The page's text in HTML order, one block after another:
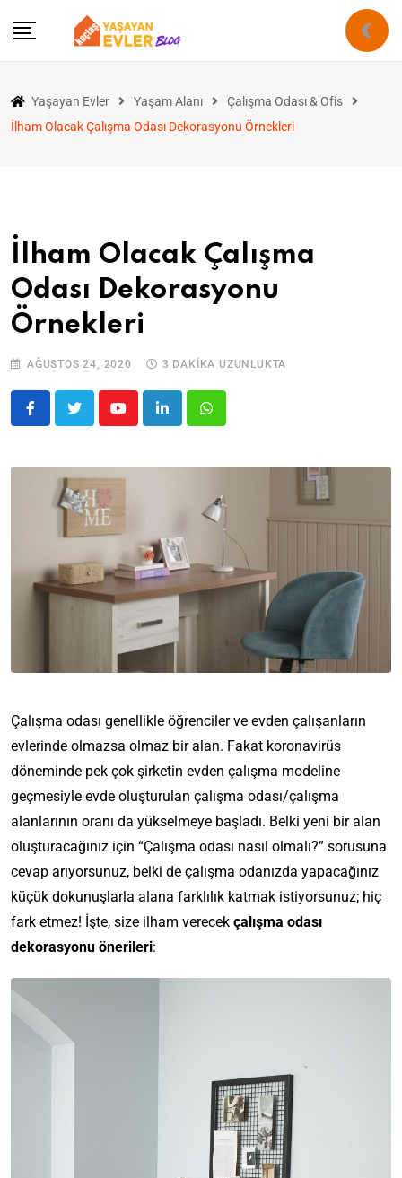
Yaşayan Evler Yaşam Alanı
Çalışma Odası & Ofis
İlham Olacak Çalışma Odası Dekorasyonu Örnekleri
İlham Olacak Çalışma
Odası Dekorasyonu
Örnekleri
AĞUSTOS 24, 2020 3 DAKIKA UZUNLUKTA
Çalışma odası genellikle öğrenciler ve evden çalışanların
evlerinde olmazsa olmaz bir alan. Fakat koronavirüs
döneminde pek çok şirketin evden çalışma modeline
geçmesiyle evde oluşturulan çalışma odası/çalışma
alanlarının oranı da yükselmeye başladı. Belki yeni bir alan
oluşturacağınız için “Çalışma odası nasıl olmalı?” sorusuna
cevap arıyorsunuz, belki de çalışma odanızda yapacağınız
küçük dokunuşlarla alana farklılık katmak istiyorsunuz; hiç
fark etmez! İşte, size ilham verecek çalışma odası
dekorasyonu önerileri: